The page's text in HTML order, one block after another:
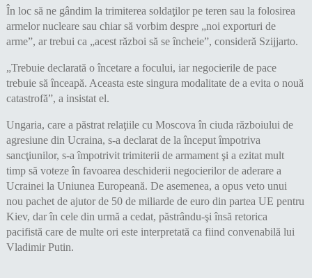
În loc să ne gândim la trimiterea soldaţilor pe teren sau la folosirea
armelor nucleare sau chiar să vorbim despre „noi exporturi de
arme”, ar trebui ca „acest război să se încheie”, consideră Szijjarto.
„Trebuie declarată o încetare a focului, iar negocierile de pace
trebuie să înceapă. Aceasta este singura modalitate de a evita o nouă
catastrofă”, a insistat el.
Ungaria, care a păstrat relaţiile cu Moscova în ciuda războiului de
agresiune din Ucraina, s-a declarat de la început împotriva
sancţiunilor, s-a împotrivit trimiterii de armament şi a ezitat mult
timp să voteze în favoarea deschiderii negocierilor de aderare a
Ucrainei la Uniunea Europeană. De asemenea, a opus veto unui
nou pachet de ajutor de 50 de miliarde de euro din partea UE pentru
Kiev, dar în cele din urmă a cedat, păstrându-şi însă retorica
pacifistă care de multe ori este interpretată ca fiind convenabilă lui
Vladimir Putin.